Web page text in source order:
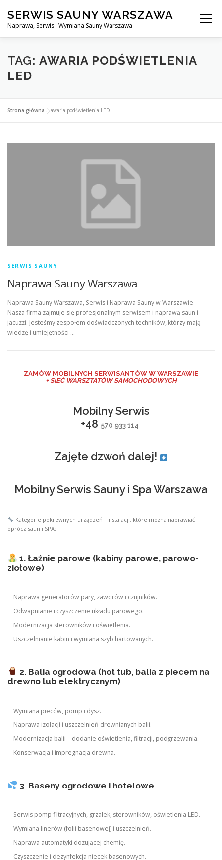
treści
SERWIS SAUNY WARSZAWA
Naprawa, Serwis i Wymiana Sauny Warszawa
Menu
SERWIS DO SAUNY WARSZAWA BLOG KONTAKT
TAG: AWARIA PODŚWIETLENIA
LED
Strona główna »awaria podświetlenia LED
SERWIS SAUNY
Naprawa Sauny Warszawa
Naprawa Sauny Warszawa, Serwis i Naprawa Sauny w Warszawie —
Nasza firma zajmuje się profesjonalnym serwisem i naprawą saun i
jacuzzi. Jesteśmy zespołem doświadczonych techników, którzy mają
wiedzę i umiejętności …
ZAMÓW MOBILNYCH SERWISANTÓW W WARSZAWIE
+ SIEĆ WARSZTATÓW SAMOCHODOWYCH
Mobilny Serwis
+48 570 933 114
Zajęte dzwoń dalej!
Mobilny Serwis Sauny i Spa Warszawa
Kategorie pokrewnych urządzeń i instalacji, które można naprawiać
oprócz saun i SPA:
1. Łaźnie parowe (kabiny parowe, parowo-
ziołowe)
Naprawa generatorów pary, zaworów i czujników.
Odwapnianie i czyszczenie układu parowego.
Modernizacja sterowników i oświetlenia.
Uszczelnianie kabin i wymiana szyb hartowanych.
2. Balia ogrodowa (hot tub, balia z piecem na
drewno lub elektrycznym)
Wymiana pieców, pomp i dysz.
Naprawa izolacji i uszczelnień drewnianych balii.
Modernizacja balii – dodanie oświetlenia, filtracji, podgrzewania.
Konserwacja i impregnacja drewna.
3. Baseny ogrodowe i hotelowe
Serwis pomp filtracyjnych, grzałek, sterowników, oświetlenia LED.
Wymiana linerów (folii basenowej) i uszczelnień.
Naprawa automatyki dozującej chemię.
Czyszczenie i dezynfekcja niecek basenowych.